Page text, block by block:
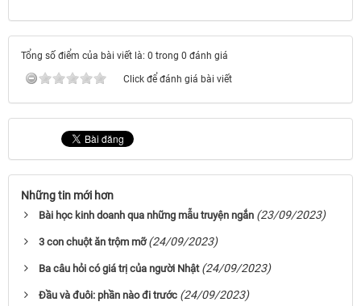
Tổng số điểm của bài viết là: 0 trong 0 đánh giá
Click để đánh giá bài viết
Những tin mới hơn
Bài học kinh doanh qua những mẫu truyện ngắn (23/09/2023)
3 con chuột ăn trộm mỡ (24/09/2023)
Ba câu hỏi có giá trị của người Nhật (24/09/2023)
Đầu và đuôi: phần nào đi trước (24/09/2023)